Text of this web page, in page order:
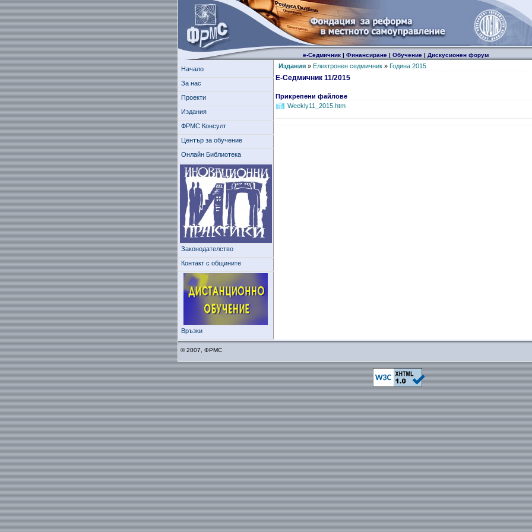
е-Седмичник| Финансиране| Обучение| Дискусионен форум
Начало
За нас
Проекти
Издания
ФРМС Консулт
Център за обучение
Онлайн Библиотека
Законодателство
Контакт с общините
Връзки
Издания» Електронен седмичник» Година 2015
Е-Седмичник 11/2015
Прикрепени файлове
Weekly11_2015.htm
© 2007, ФРМС